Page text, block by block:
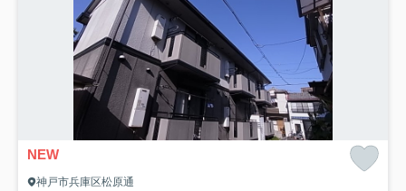
NEW
神戸市兵庫区松原通